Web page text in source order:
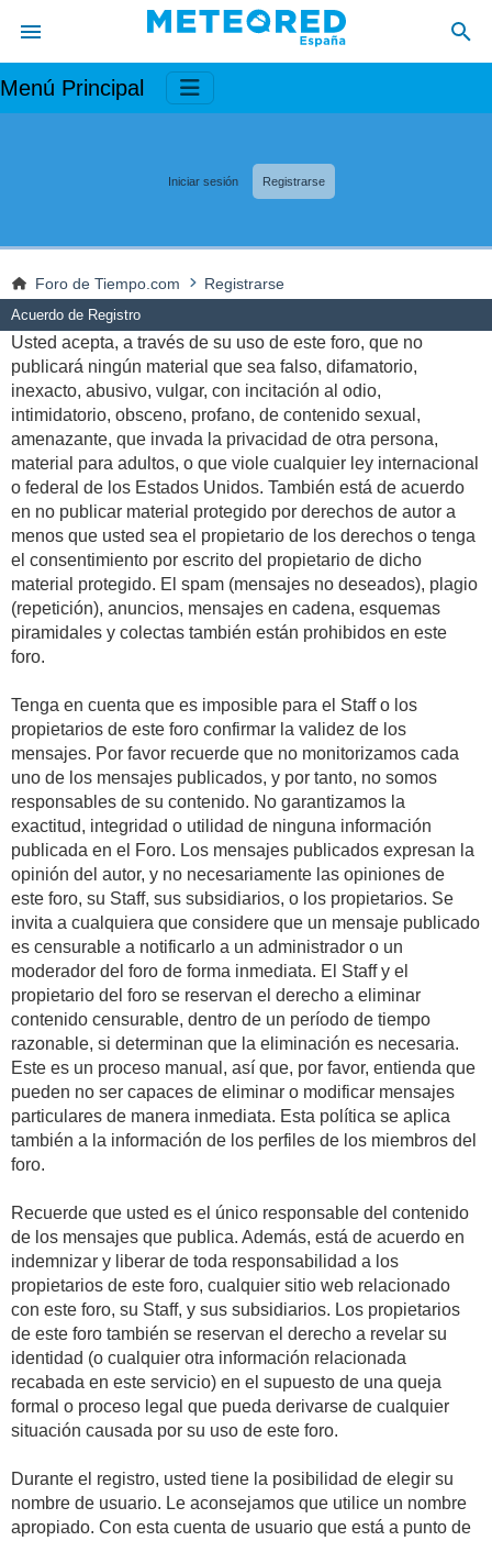
Menú Principal
Iniciar sesión Registrarse
Foro de Tiempo.com Registrarse
Acuerdo de Registro
Usted acepta, a través de su uso de este foro, que no
publicará ningún material que sea falso, difamatorio,
inexacto, abusivo, vulgar, con incitación al odio,
intimidatorio, obsceno, profano, de contenido sexual,
amenazante, que invada la privacidad de otra persona,
material para adultos, o que viole cualquier ley internacional
o federal de los Estados Unidos. También está de acuerdo
en no publicar material protegido por derechos de autor a
menos que usted sea el propietario de los derechos o tenga
el consentimiento por escrito del propietario de dicho
material protegido. El spam (mensajes no deseados), plagio
(repetición), anuncios, mensajes en cadena, esquemas
piramidales y colectas también están prohibidos en este
foro.
Tenga en cuenta que es imposible para el Staff o los
propietarios de este foro confirmar la validez de los
mensajes. Por favor recuerde que no monitorizamos cada
uno de los mensajes publicados, y por tanto, no somos
responsables de su contenido. No garantizamos la
exactitud, integridad o utilidad de ninguna información
publicada en el Foro. Los mensajes publicados expresan la
opinión del autor, y no necesariamente las opiniones de
este foro, su Staff, sus subsidiarios, o los propietarios. Se
invita a cualquiera que considere que un mensaje publicado
es censurable a notificarlo a un administrador o un
moderador del foro de forma inmediata. El Staff y el
propietario del foro se reservan el derecho a eliminar
contenido censurable, dentro de un período de tiempo
razonable, si determinan que la eliminación es necesaria.
Este es un proceso manual, así que, por favor, entienda que
pueden no ser capaces de eliminar o modificar mensajes
particulares de manera inmediata. Esta política se aplica
también a la información de los perfiles de los miembros del
foro.
Recuerde que usted es el único responsable del contenido
de los mensajes que publica. Además, está de acuerdo en
indemnizar y liberar de toda responsabilidad a los
propietarios de este foro, cualquier sitio web relacionado
con este foro, su Staff, y sus subsidiarios. Los propietarios
de este foro también se reservan el derecho a revelar su
identidad (o cualquier otra información relacionada
recabada en este servicio) en el supuesto de una queja
formal o proceso legal que pueda derivarse de cualquier
situación causada por su uso de este foro.
Durante el registro, usted tiene la posibilidad de elegir su
nombre de usuario. Le aconsejamos que utilice un nombre
apropiado. Con esta cuenta de usuario que está a punto de